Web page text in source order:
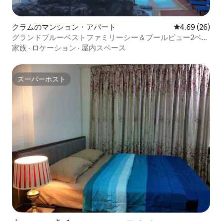
クラムのマンション・アパート レビュー26
4.69 (26)
グランドブルーベストファミリーシー＆プールビュー2ベッ
ドルーム56平方メートル
家族 · ロケーション · 屋内スペース
スーパーホスト
スーパーホスト